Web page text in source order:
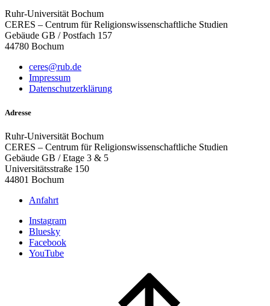
Ruhr-Universität Bochum
CERES – Centrum für Religionswissenschaftliche Studien
Gebäude GB / Postfach 157
44780 Bochum
ceres@rub.de
Impressum
Datenschutzerklärung
Adresse
Ruhr-Universität Bochum
CERES – Centrum für Religionswissenschaftliche Studien
Gebäude GB / Etage 3 & 5
Universitätsstraße 150
44801 Bochum
Anfahrt
Instagram
Bluesky
Facebook
YouTube